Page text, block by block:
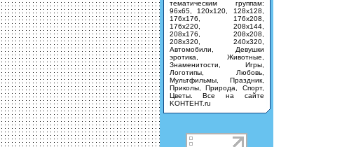
тематическим группам:
96х65, 120х120, 128х128,
176х176, 176х208,
176х220, 208х144,
208х176, 208х208,
208х320, 240х320,
Автомобили, Девушки
эротика, Животные,
Знаменитости, Игры,
Логотипы, Любовь,
Мультфильмы, Праздник,
Приколы, Природа, Спорт,
Цветы. Все на сайте
KOHTEHT.ru